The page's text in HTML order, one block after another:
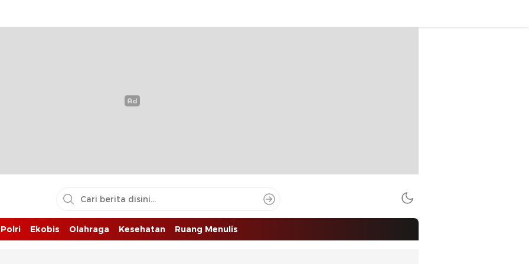
Ekobis Olahraga Kesehatan Ruang Menulis